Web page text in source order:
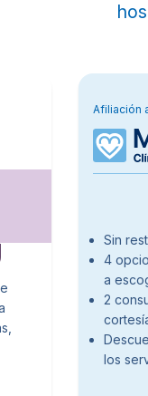
Afiliación
Sin
4
a
2
los